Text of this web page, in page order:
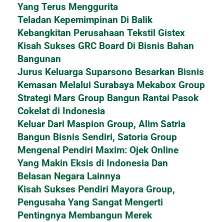
Yang Terus Menggurita
Teladan Kepemimpinan Di Balik
Kebangkitan Perusahaan Tekstil Gistex
Kisah Sukses GRC Board Di Bisnis Bahan
Bangunan
Jurus Keluarga Suparsono Besarkan Bisnis
Kemasan Melalui Surabaya Mekabox Group
Strategi Mars Group Bangun Rantai Pasok
Cokelat di Indonesia
Keluar Dari Maspion Group, Alim Satria
Bangun Bisnis Sendiri, Satoria Group
Mengenal Pendiri Maxim: Ojek Online
Yang Makin Eksis di Indonesia Dan
Belasan Negara Lainnya
Kisah Sukses Pendiri Mayora Group,
Pengusaha Yang Sangat Mengerti
Pentingnya Membangun Merek